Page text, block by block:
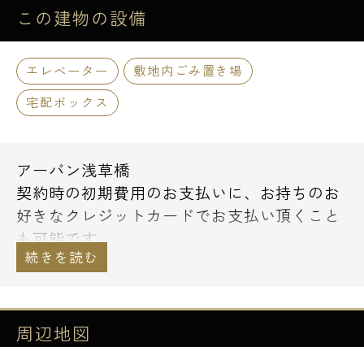
この建物の設備
エレベーター
敷地内ごみ置き場
宅配ボックス
アーバン浅草橋
契約時の初期費用のお支払いに、お持ちのお
好きなクレジットカードでお支払い頂くこと
も可能です。
通常のショッピングと同様にお支払い回数等
その他、諸条件等については、お気軽にご相
談下さい。
周辺地図